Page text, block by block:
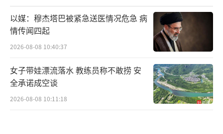
死亡，则以其财产为限对伤者黄某进行赔偿。
如果改装车违规，则车主要承担相应责任。
其次，针对跑车车主，张波说，因车主与
改装车店形成委托加工承揽的合同关系，在这
种情况下，改装店对车辆负有责任。若员工是
私自开车出去，则对车主造成侵权行为，车主
以媒：穆杰塔巴被紧急送医情况危急 病
情传闻四起
2026-08-08 10:40:37
女子带娃漂流落水 教练员称不敢捞 安
全承诺成空谈
2026-08-08 10:11:18